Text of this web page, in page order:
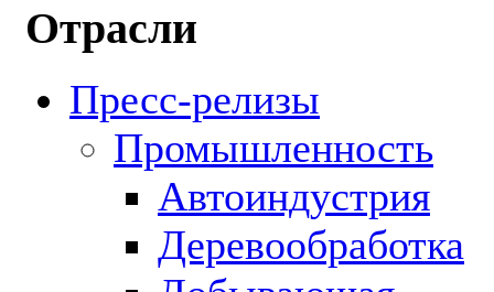
Отрасли
Пресс-релизы
Промышленность
Автоиндустрия
Деревообработка